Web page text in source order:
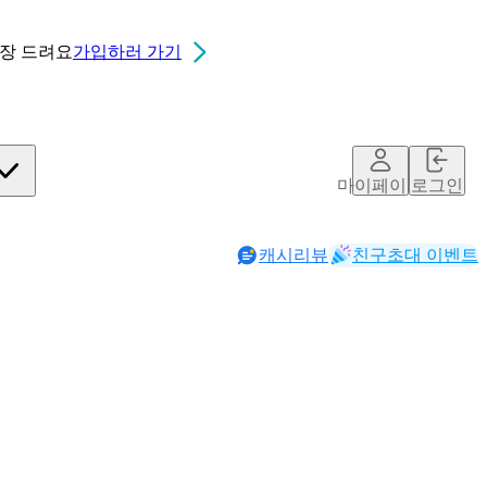
드려요가입하러 가기
마이페이지로그인
캐시리뷰 친구초대 이벤트